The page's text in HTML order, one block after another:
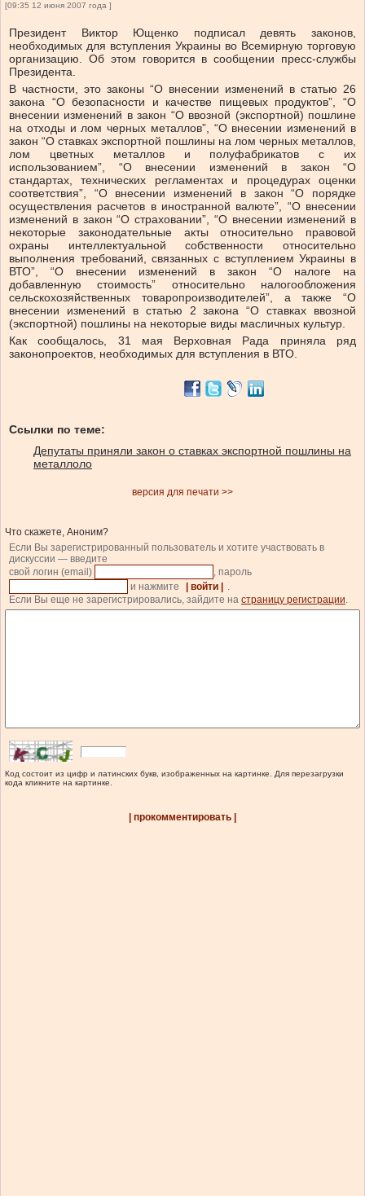
[09:35 12 июня 2007 года ]
Президент Виктор Ющенко подписал девять законов,
необходимых для вступления Украины во Всемирную торговую
организацию. Об этом говорится в сообщении пресс-службы
Президента.
В частности, это законы “О внесении изменений в статью 26
закона “О безопасности и качестве пищевых продуктов”, “О
внесении изменений в закон “О ввозной (экспортной) пошлине
на отходы и лом черных металлов”, “О внесении изменений в
закон “О ставках экспортной пошлины на лом черных металлов,
лом цветных металлов и полуфабрикатов с их
использованием”, “О внесении изменений в закон “О
стандартах, технических регламентах и процедурах оценки
соответствия”, “О внесении изменений в закон “О порядке
осуществления расчетов в иностранной валюте”, “О внесении
изменений в закон “О страховании”, “О внесении изменений в
некоторые законодательные акты относительно правовой
охраны интеллектуальной собственности относительно
выполнения требований, связанных с вступлением Украины в
ВТО”, “О внесении изменений в закон “О налоге на
добавленную стоимость” относительно налогообложения
сельскохозяйственных товаропроизводителей”, а также “О
внесении изменений в статью 2 закона “О ставках ввозной
(экспортной) пошлины на некоторые виды масличных культур.
Как сообщалось, 31 мая Верховная Рада приняла ряд
законопроектов, необходимых для вступления в ВТО.
Ссылки по теме:
Депутаты приняли закон о ставках экспортной пошлины на
металлоло
версия для печати >>
Что скажете, Аноним?
Если Вы зарегистрированный пользователь и хотите участвовать в
дискуссии — введите
свой логин (email)
, пароль
и нажмите
| войти |
.
Если Вы еще не зарегистрировались, зайдите на страницу регистрации.
Код состоит из цифр и латинских букв, изображенных на картинке. Для перезагрузки
кода кликните на картинке.
| прокомментировать |